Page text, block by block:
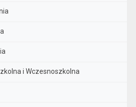
i Wczesnoszkolna